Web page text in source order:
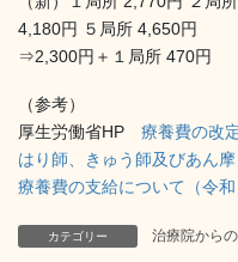
4,180円 ５局所 4,650円
⇒2,300円＋１局所 470円
（参考）
厚生労働省HP 療養費の改
はり師、きゅう師及びあん
療養費の支給について（令
カテゴリー 治療院から